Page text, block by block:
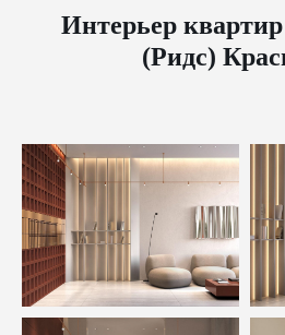
Интерьер
(Ридс)